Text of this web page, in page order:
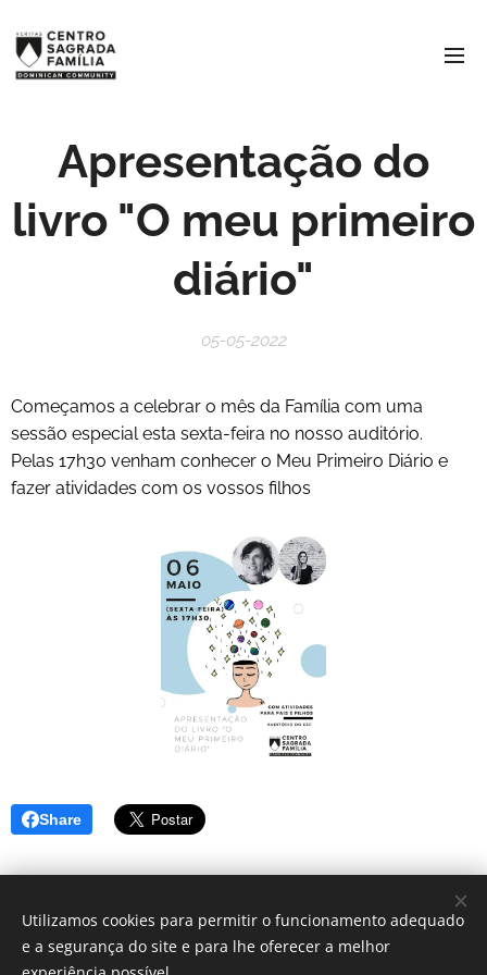
Apresentação do
livro "O meu primeiro
diário"
05-05-2022
Começamos a celebrar o mês da Família com uma
sessão especial esta sexta-feira no nosso auditório.
Pelas 17h30 venham conhecer o Meu Primeiro Diário e
fazer atividades com os vossos filhos
Share
Utilizamos cookies para permitir o funcionamento adequado
e a segurança do site e para lhe oferecer a melhor